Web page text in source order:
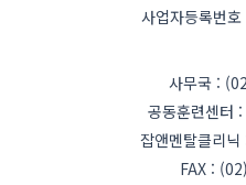
사업자등록번
사무국 :
공동훈련센터
잡앤멘탈클리
FAX :